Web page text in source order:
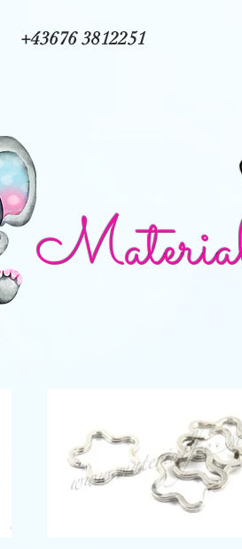
+43676 3812251